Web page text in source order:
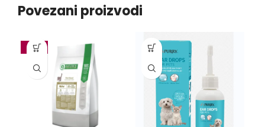
Povezani proizvodi
-10%